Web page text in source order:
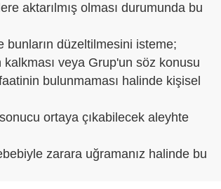
aktarılmış olması durumunda bu
bunların düzeltilmesini isteme;
veya Grup'un söz konusu
bulunmaması halinde kişisel
ortaya çıkabilecek aleyhte
zarara uğramanız halinde bu